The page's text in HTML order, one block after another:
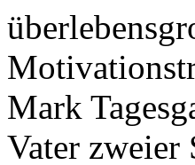
Mark
Vater